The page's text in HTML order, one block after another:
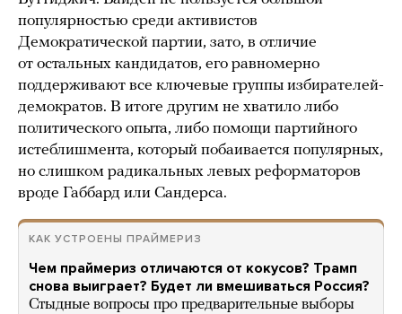
популярностью среди активистов
Демократической партии, зато, в отличие
от остальных кандидатов, его равномерно
поддерживают все ключевые группы избирателей-
демократов. В итоге другим не хватило либо
политического опыта, либо помощи партийного
истеблишмента, который побаивается популярных,
но слишком радикальных левых реформаторов
вроде Габбард или Сандерса.
КАК УСТРОЕНЫ ПРАЙМЕРИЗ
Чем праймериз отличаются от кокусов? Трамп
снова выиграет? Будет ли вмешиваться Россия?
Стыдные вопросы про предварительные выборы